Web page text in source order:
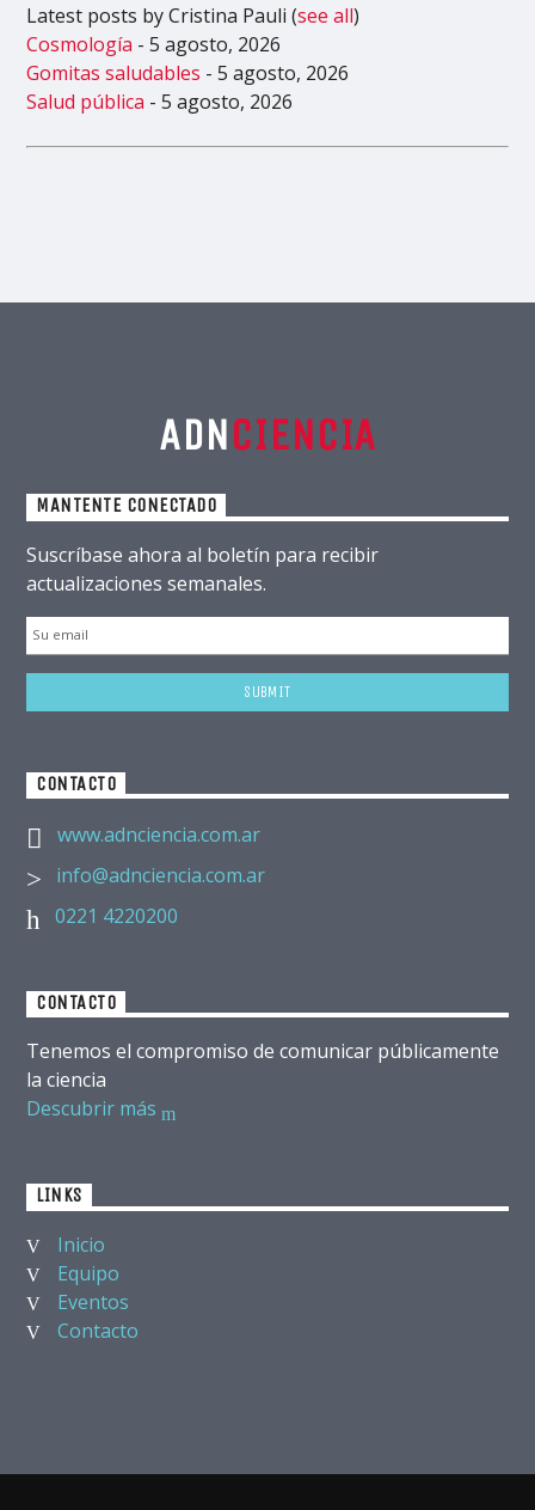
Latest posts by Cristina Pauli(see all)
Cosmología - 5 agosto, 2026
Gomitas saludables - 5 agosto, 2026
Salud pública - 5 agosto, 2026
ADNCIENCIA
MANTENTE CONECTADO
Suscríbase ahora al boletín para recibir
actualizaciones semanales.
CONTACTO
www.adnciencia.com.ar
info@adnciencia.com.ar
0221 4220200
CONTACTO
Tenemos el compromiso de comunicar públicamente
la ciencia
Descubrir más
LINKS
Inicio
Equipo
Eventos
Contacto